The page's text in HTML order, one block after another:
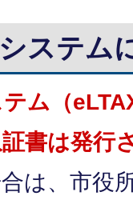
ステム
ム（
書は発行
は、市役